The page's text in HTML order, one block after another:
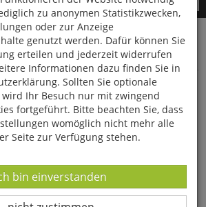
Downloads
Zeitschriften
Vogelfreistätte Mittlere
in Bayern
zu anonymen Statistikzwecken,
oder zur Anzeige
genutzt werden. Dafür können Sie
erteilen und jederzeit widerrufen
Informationen dazu finden Sie in
Sollten Sie optionale
wird Ihr Besuch nur mit zwingend
fortgeführt. Bitte beachten Sie, dass
womöglich nicht mehr alle
Seite zur Verfügung stehen.
-
bin einverstanden